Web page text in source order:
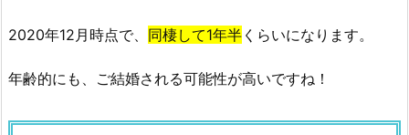
2020年12月時点で、 同棲して1年半 くらいになります。
年齢的にも、ご結婚される可能性が高いですね！